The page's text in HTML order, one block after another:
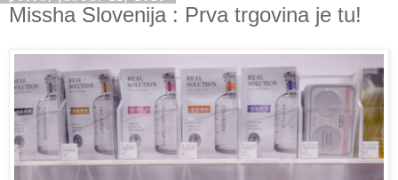
Missha Slovenija : Prva trgovina je tu!